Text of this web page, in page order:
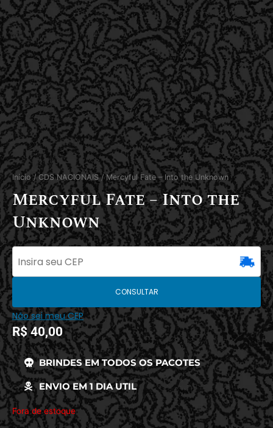
Início/CDS NACIONAIS/ Mercyful Fate – Into the Unknown
Mercyful Fate – Into the
Unknown
CONSULTAR
Não sei meu CEP
R$40,00
BRINDES EM TODOS OS PACOTES
ENVIO EM 1 DIA UTIL
Fora de estoque